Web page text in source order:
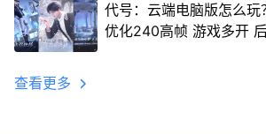
代号：云端电脑版怎么
优化240高帧 游戏多开
查看更多